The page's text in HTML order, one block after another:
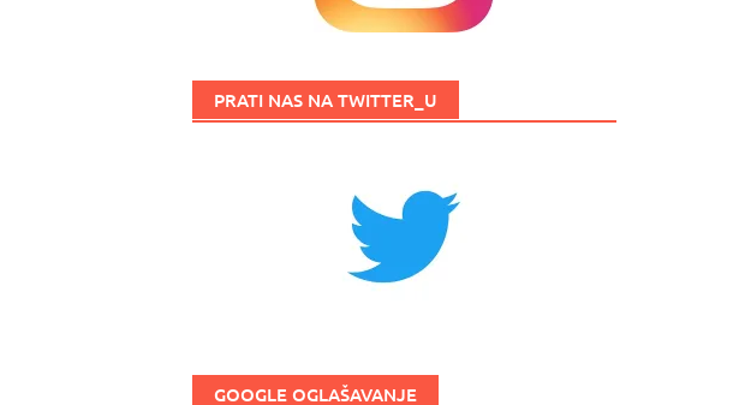
PRATI NAS NA TWITTER_U
GOOGLE OGLAŠAVANJE